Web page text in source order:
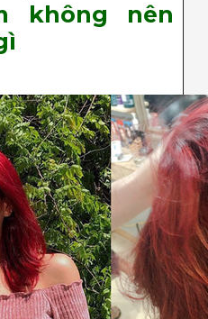
không nên